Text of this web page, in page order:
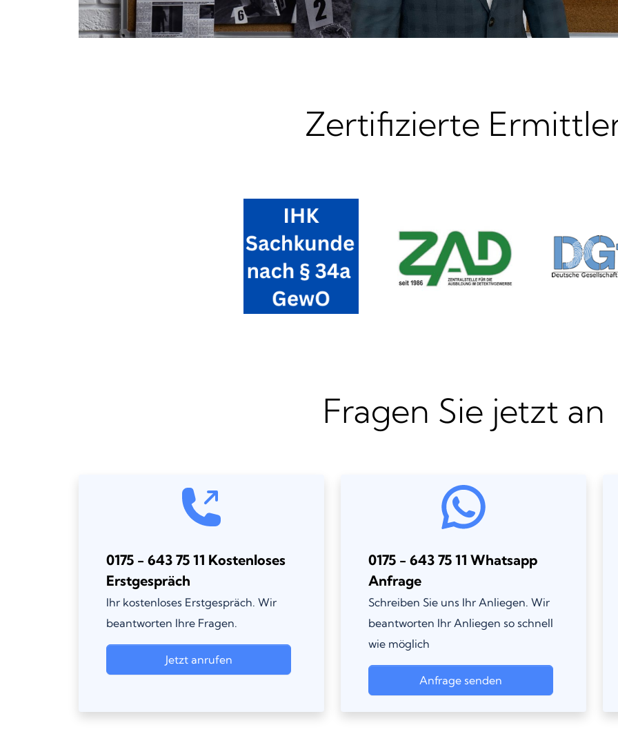
Zertifizierte
Fragen Sie jetzt an
0175 - 643 75 11 Kostenloses
Erstgespräch
Ihr kostenloses Erstgespräch. Wir
beantworten Ihre Fragen.
Jetzt anrufen
0175 - 643 75 11 Whatsapp
Anfrage
Schreiben Sie uns Ihr Anliegen. Wir
beantworten Ihr Anliegen so schnell
wie möglich
Anfrage senden